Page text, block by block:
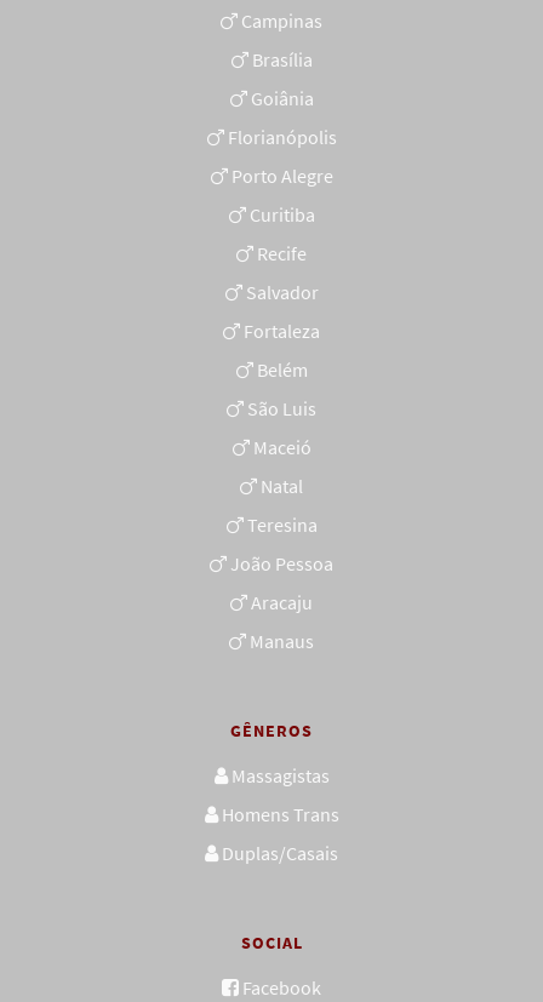
Campinas
Brasília
Goiânia
Florianópolis
Porto Alegre
Curitiba
Recife
Salvador
Fortaleza
Belém
São Luis
Maceió
Natal
Teresina
João Pessoa
Aracaju
Manaus
GÊNEROS
Massagistas
Homens Trans
Duplas/Casais
SOCIAL
Facebook